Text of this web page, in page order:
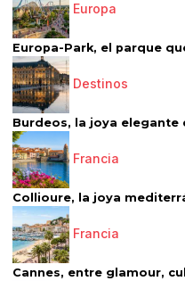
Europa
Europa-Park, el parque
Destinos
Burdeos, la joya elegante
Francia
Collioure, la joya
Francia
Cannes, entre glamour,